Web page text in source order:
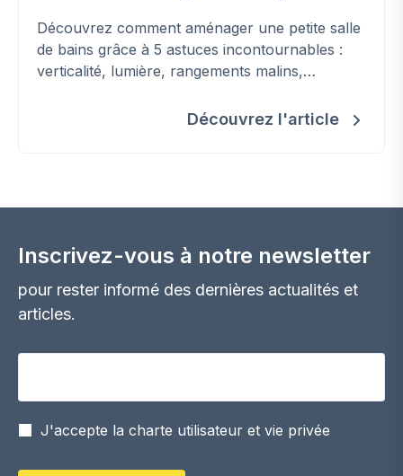
Découvrez comment aménager une petite salle
de bains grâce à 5 astuces incontournables :
verticalité, lumière, rangements malins,
guide complet pour gagner de l’espace sans
Découvrez l'article
Inscrivez-vous à notre newsletter
pour rester informé des dernières actualités et
articles.
J'accepte la charte utilisateur et vie privée